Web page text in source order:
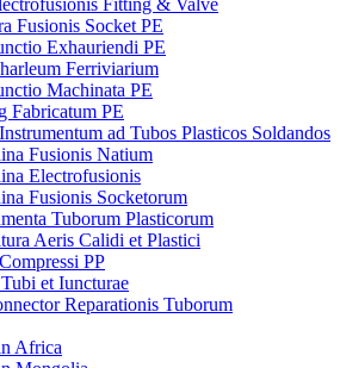
Fitting & Valve
Fusionis Socket PE
Exhauriendi PE
Ferriviarium
Machinata PE
Fabricatum PE
ad Tubos Plasticos Soldandos
Fusionis Natium
Electrofusionis
Fusionis Socketorum
Tuborum Plasticorum
Aeris Calidi et Plastici
PP
et Iuncturae
Reparationis Tuborum
Africa